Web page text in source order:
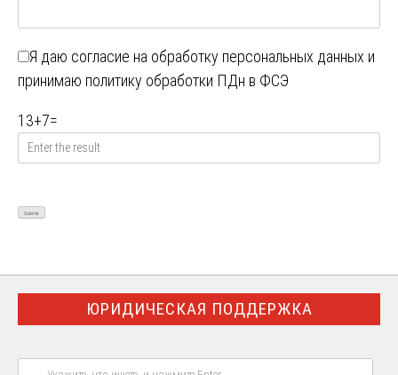
Я даю согласие на обработку персональных данных и
принимаю политику обработки ПДн в ФСЭ
13+7=
ЮРИДИЧЕСКАЯ ПОДДЕРЖКА